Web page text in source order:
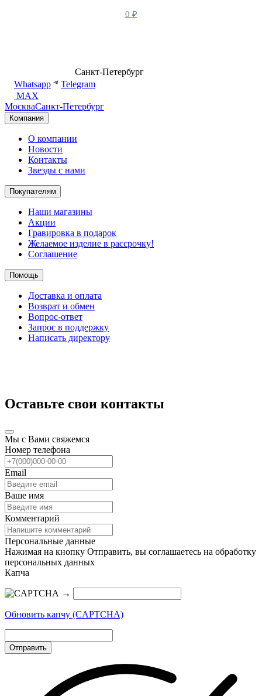
0 ₽
Санкт-Петербург
Whatsapp
Telegram
MAX
МоскваСанкт-Петербург
Компания
О компании
Новости
Контакты
Звезды с нами
Покупателям
Наши магазины
Акции
Гравировка в подарок
Желаемое изделие в рассрочку!
Соглашение
Помощь
Доставка и оплата
Возврат и обмен
Вопрос-ответ
Запрос в поддержку
Написать директору
Оставьте свои контакты
Мы с Вами свяжемся
Номер телефона
Email
Ваше имя
Комментарий
Персональные данные
Нажимая на кнопку Отправить, вы соглашаетесь на обработку
персональных данных
Капча
→
Обновить капчу (CAPTCHA)
Отправить